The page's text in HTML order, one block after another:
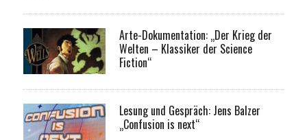
Arte-Dokumentation: „Der Krieg der
Welten – Klassiker der Science
Fiction“
Lesung und Gespräch: Jens Balzer
„Confusion is next“